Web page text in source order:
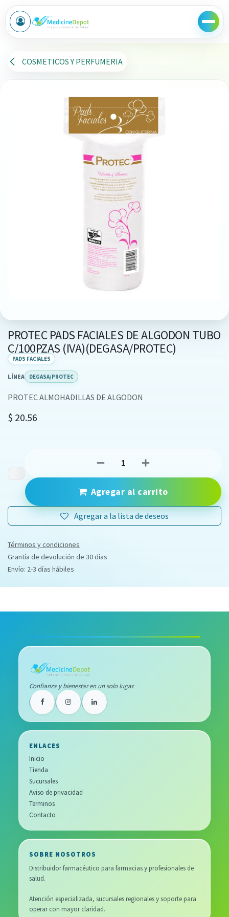
Ir al contenido
COSMETICOS Y PERFUMERIA
PROTEC PADS FACIALES DE ALGODON TUBO
C/100PZAS (IVA)(DEGASA/PROTEC)
PADS FACIALES
LÍNEA DEGASA/PROTEC
PROTEC ALMOHADILLAS DE ALGODON
$ 20.56
Agregar al carrito
Agregar a la lista de deseos
Términos y condiciones
Grantía de devolución de 30 días
Envío: 2-3 días hábiles
Confianza y bienestar en un solo lugar.
ENLACES
Inicio
Tienda
Sucursales
Aviso de privacidad
Terminos
Contacto
SOBRE NOSOTROS
Distribuidor farmacéutico para farmacias y profesionales de
salud.
Atención especializada, sucursales regionales y soporte para
operar con mayor claridad.